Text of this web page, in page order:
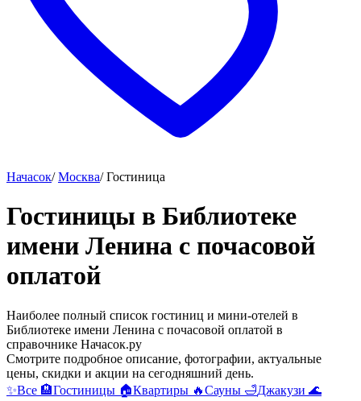
Начасок/ Москва/ Гостиница
Гостиницы в Библиотеке
имени Ленина c почасовой
оплатой
Наиболее полный список гостиниц и мини-отелей в
Библиотеке имени Ленина c почасовой оплатой в
справочнике Начасок.ру
Смотрите подробное описание, фотографии, актуальные
цены, скидки и акции на сегодняшний день.
✨Все 🏨Гостиницы 🏠Квартиры 🔥Сауны 🛁Джакузи 🌊